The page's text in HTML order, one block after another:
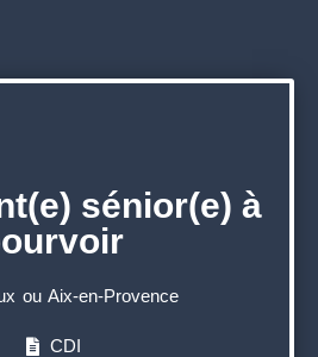
sénior(e) à
ou Aix-en-Provence
CDI